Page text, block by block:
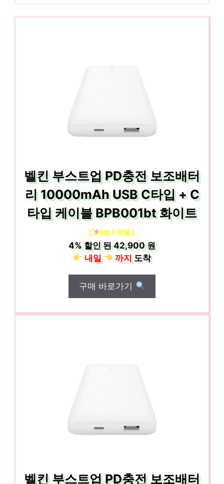
벨킨 부스트업 PD충전 보조배터
리 10000mAh USB C타입 + C
타입 케이블 BPB001bt 화이트
[ NO.1 제품 ]
4% 할인 된42,900 원
내일
까지도착
구매 바로가기
벨킨 부스트업 PD충전 보조배터